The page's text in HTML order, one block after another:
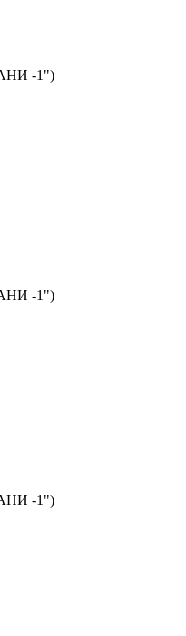
-1")
-1")
-1")